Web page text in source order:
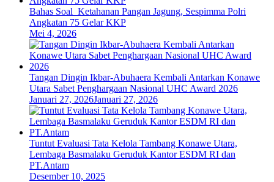
Bahas Soal Ketahanan Pangan Jagung, Sespimma Polri
Angkatan 75 Gelar KKP
Mei 4, 2026
Tangan Dingin Ikbar-Abuhaera Kembali Antarkan Konawe
Utara Sabet Penghargaan Nasional UHC Award 2026
Januari 27, 2026Januari 27, 2026
Tuntut Evaluasi Tata Kelola Tambang Konawe Utara,
Lembaga Basmalaku Geruduk Kantor ESDM RI dan
PT.Antam
Desember 10, 2025